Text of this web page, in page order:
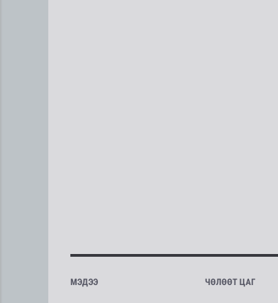
МЭДЭЭ ЧӨЛӨӨТ ЦАГ